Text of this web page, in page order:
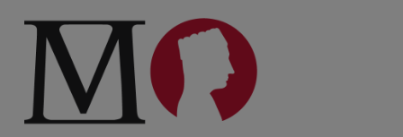
PORTADA